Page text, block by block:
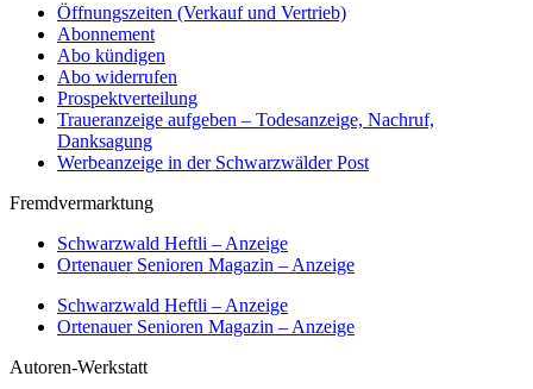
Öffnungszeiten (Verkauf und Vertrieb)
Abonnement
Abo kündigen
Abo widerrufen
Prospektverteilung
Traueranzeige aufgeben – Todesanzeige, Nachruf,
Danksagung
Werbeanzeige in der Schwarzwälder Post
Fremdvermarktung
Schwarzwald Heftli – Anzeige
Ortenauer Senioren Magazin – Anzeige
Schwarzwald Heftli – Anzeige
Ortenauer Senioren Magazin – Anzeige
Autoren-Werkstatt